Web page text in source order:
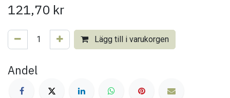
121,70 kr
Lägg till i varukorgen
Andel